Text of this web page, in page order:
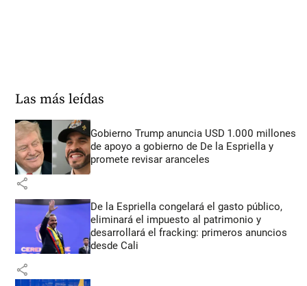
Las más leídas
Gobierno Trump anuncia USD 1.000 millones
de apoyo a gobierno de De la Espriella y
promete revisar aranceles
share
De la Espriella congelará el gasto público,
eliminará el impuesto al patrimonio y
desarrollará el fracking: primeros anuncios
desde Cali
share